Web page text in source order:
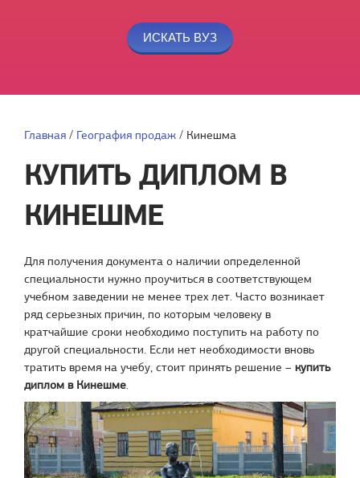
Главная / География продаж / Кинешма
КУПИТЬ ДИПЛОМ В
КИНЕШМЕ
Для получения документа о наличии определенной
специальности нужно проучиться в соответствующем
учебном заведении не менее трех лет. Часто возникает
ряд серьезных причин, по которым человеку в
кратчайшие сроки необходимо поступить на работу по
другой специальности. Если нет необходимости вновь
тратить время на учебу, стоит принять решение – купить
диплом в Кинешме.